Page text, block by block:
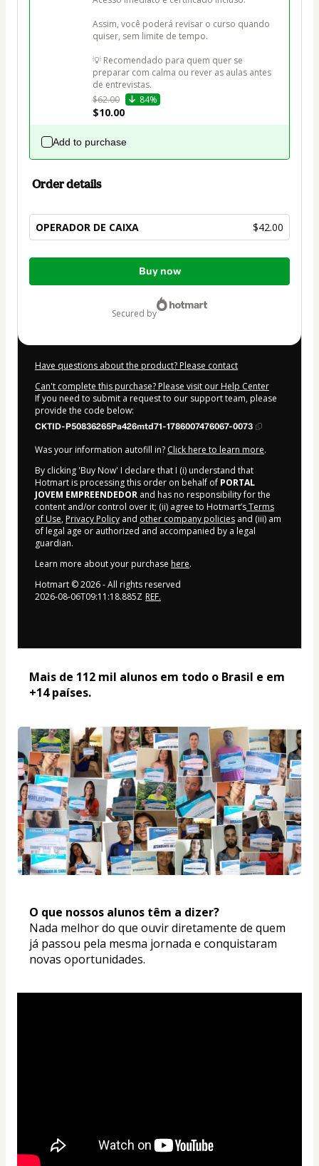
Assim, você poderá revisar o curso quando
quiser, sem limite de tempo.
💡 Recomendado para quem quer se
preparar com calma ou rever as aulas antes
de entrevistas.
$62.00
84%
$10.00
Add to purchase
Order details
OPERADOR DE CAIXA $42.00
Total
$42.00
Buy now
secured by
Have questions about the product? Please contact
Can't complete this purchase? Please visit our Help Center
If you need to submit a request to our support team, please
provide the code below:
CKTID-P50836265Pa426mtd71-1786007476067-0073
Was your information autofill in? Click here to learn more.
By clicking 'Buy Now' I declare that I (i) understand that
Hotmart is processing this order on behalf of PORTAL
JOVEM EMPREENDEDOR and has no responsibility for the
content and/or control over it; (ii) agree to Hotmart’sTerms
of Use, Privacy Policy and other company policies and (iii) am
of legal age or authorized and accompanied by a legal
guardian.
Learn more about your purchase here.
Hotmart ©2026- All rights reserved
2026-08-06T09:11:18.885Z REF.
Mais de 112 mil alunos em todo o Brasil e em
+14 países.
O que nossos alunos têm a dizer?
Nada melhor do que ouvir diretamente de quem
já passou pela mesma jornada e conquistaram
novas oportunidades.